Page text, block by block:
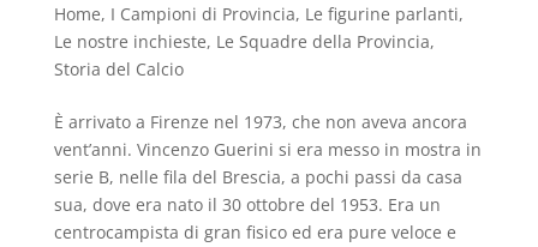
Home, I Campioni di Provincia, Le figurine parlanti,
Le nostre inchieste, Le Squadre della Provincia,
Storia del Calcio
È arrivato a Firenze nel 1973, che non aveva ancora
vent’anni. Vincenzo Guerini si era messo in mostra in
serie B, nelle fila del Brescia, a pochi passi da casa
sua, dove era nato il 30 ottobre del 1953. Era un
centrocampista di gran fisico ed era pure veloce e